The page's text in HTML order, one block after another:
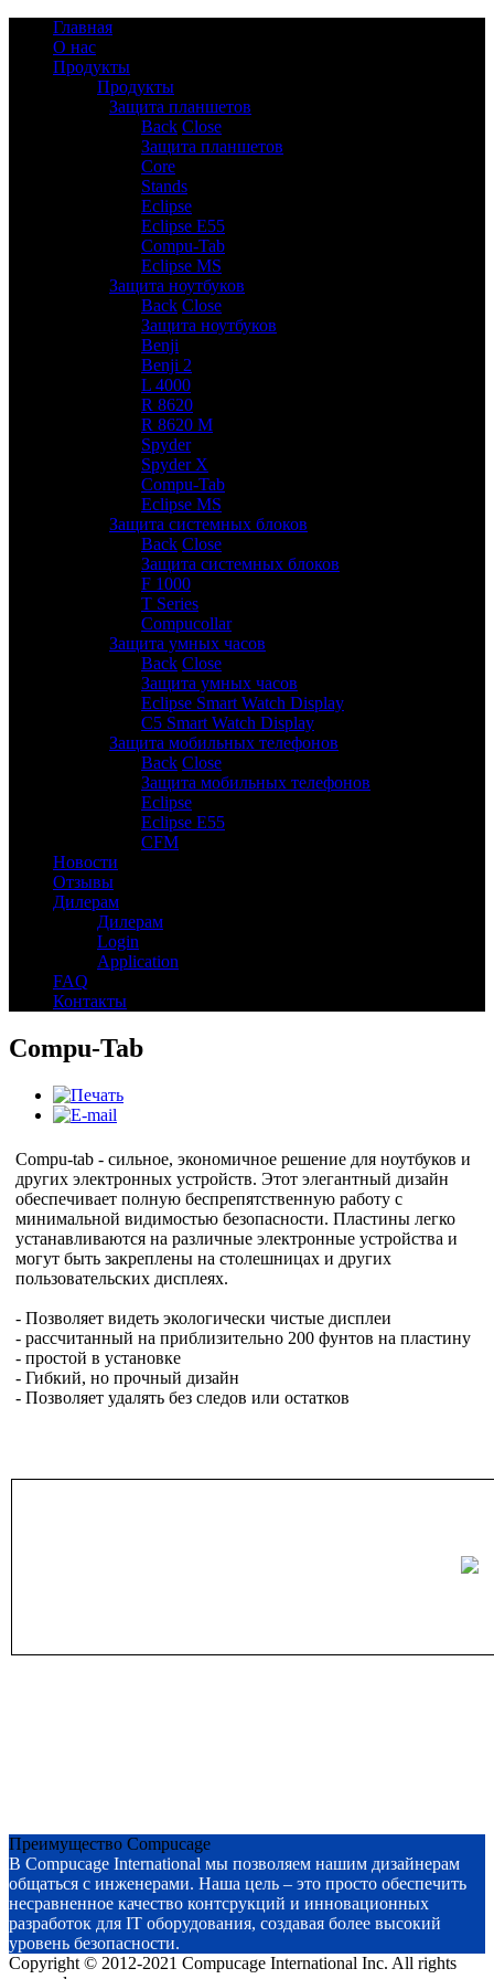
Главная
О нас
Продукты
Продукты
Защита планшетов
Back Close
Защита планшетов
Core
Stands
Eclipse
Eclipse E55
Compu-Tab
Eclipse MS
Защита ноутбуков
Back Close
Защита ноутбуков
Benji
Benji 2
L 4000
R 8620
R 8620 M
Spyder
Spyder X
Compu-Tab
Eclipse MS
Защита системных блоков
Back Close
Защита системных блоков
F 1000
T Series
Compucollar
Защита умных часов
Back Close
Защита умных часов
Eclipse Smart Watch Display
C5 Smart Watch Display
Защита мобильных телефонов
Back Close
Защита мобильных телефонов
Eclipse
Eclipse E55
CFM
Новости
Отзывы
Дилерам
Дилерам
Login
Application
FAQ
Контакты
Compu-Tab
Compu-tab - сильное, экономичное решение для ноутбуков и
других электронных устройств. Этот элегантный дизайн
обеспечивает полную беспрепятственную работу с
минимальной видимостью безопасности. Пластины легко
устанавливаются на различные электронные устройства и
могут быть закреплены на столешницах и других
пользовательских дисплеях.
- Позволяет видеть экологически чистые дисплеи
- рассчитанный на приблизительно 200 фунтов на пластину
- простой в установке
- Гибкий, но прочный дизайн
- Позволяет удалять без следов или остатков
Преимущество Compucage
В Compucage International мы позволяем нашим дизайнерам
общаться с инженерами. Наша цель – это просто обеспечить
несравненное качество контсрукций и инновационных
разработок для IT оборудования, создавая более высокий
уровень безопасности.
Copyright © 2012-2021 Compucage International Inc. All rights